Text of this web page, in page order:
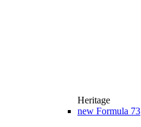
Heritage
new Formula 73